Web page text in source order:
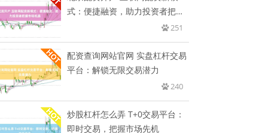
式：便捷融资，助力投资者把握
251
配资查询网站官网 实盘杠杆交易
平台：解锁无限交易潜力
240
炒股杠杆怎么弄 T+0交易平台：
即时交易，把握市场先机